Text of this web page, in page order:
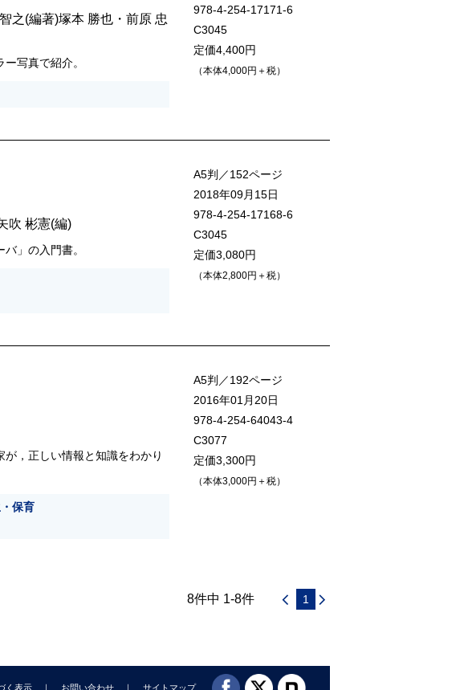
之(編著)塚本 勝也 ・ 前原 忠
写真で紹介。
978-4-254-17171-6
C3045
定価4,400円
（本体4,000円＋税）
吹 彬憲(編)
」の入門書。
A5判／152ページ
2018年09月15日
978-4-254-17168-6
C3045
定価3,080円
（本体2,800円＋税）
，正しい情報と知識をわかり
保育
A5判／192ページ
2016年01月20日
978-4-254-64043-4
C3077
定価3,300円
（本体3,000円＋税）
8件中 1-8件 1
く表示 お問い合わせ サイトマップ